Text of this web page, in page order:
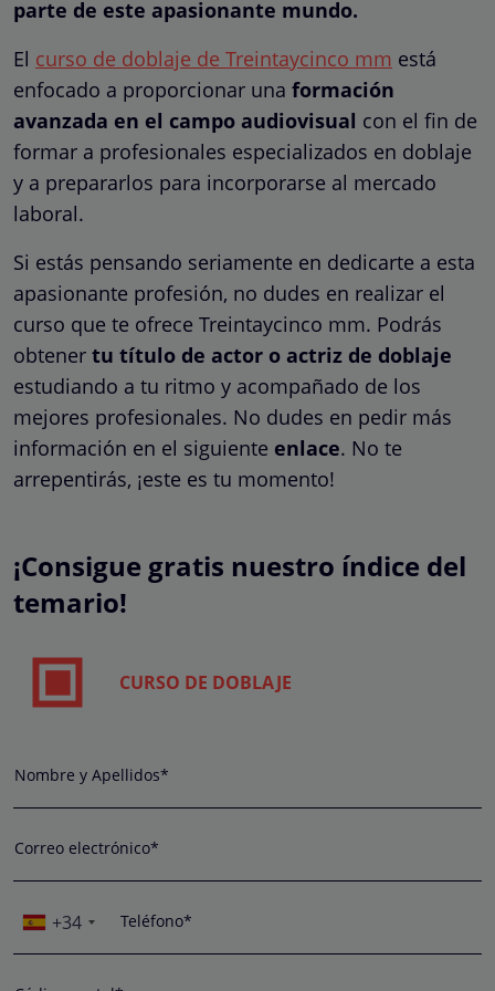
parte de este apasionante mundo.
El curso de doblaje de Treintaycinco mm está
enfocado a proporcionar una formación
avanzada en el campo audiovisual con el fin de
formar a profesionales especializados en doblaje
y a prepararlos para incorporarse al mercado
laboral.
Si estás pensando seriamente en dedicarte a esta
apasionante profesión, no dudes en realizar el
curso que te ofrece Treintaycinco mm. Podrás
obtener tu título de actor o actriz de doblaje
estudiando a tu ritmo y acompañado de los
mejores profesionales. No dudes en pedir más
información en el siguiente enlace. No te
arrepentirás, ¡este es tu momento!
¡Consigue gratis nuestro índice del
temario!
CURSO DE DOBLAJE
Nombre y Apellidos*
Correo electrónico*
+34 Teléfono*